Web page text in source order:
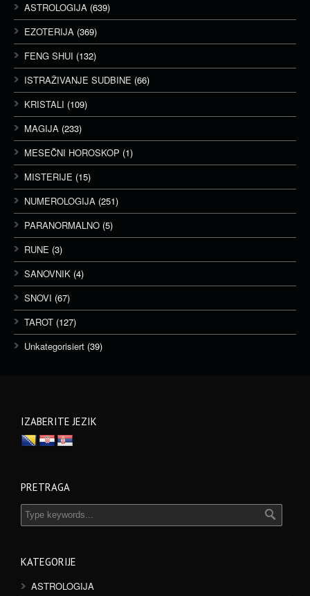
ASTROLOGIJA (639)
EZOTERIJA (369)
FENG SHUI (132)
ISTRAŽIVANJE SUDBINE (66)
KRISTALI (109)
MAGIJA (233)
MESEČNI HOROSKOP (1)
MISTERIJE (15)
NUMEROLOGIJA (251)
PARANORMALNO (5)
RUNE (3)
SANOVNIK (4)
SNOVI (67)
TAROT (127)
Unkategorisiert (39)
IZABERITE JEZIK
PRETRAGA
KATEGORIJE
ASTROLOGIJA